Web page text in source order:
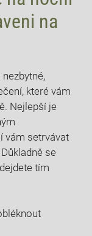
na
které vám
⁤Nejlepší ⁢je
vám setrvávat
se
tím